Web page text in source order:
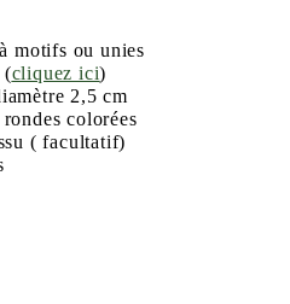
motifs ou unies
(cliquez ici)
iamètre 2,5 cm
rondes colorées
( facultatif)